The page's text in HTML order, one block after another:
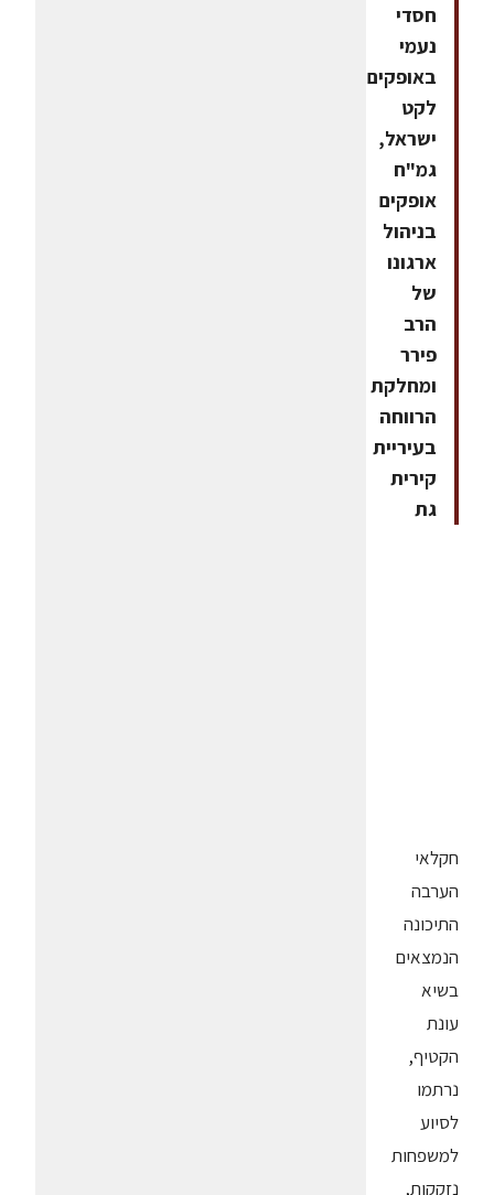
חסדי
נעמי
באופקים,
לקט
ישראל,
גמ"ח
אופקים
בניהול
ארגונו
של
הרב
פירר
ומחלקת
הרווחה
בעיריית
קירית
גת
חקלאי
הערבה
התיכונה
הנמצאים
בשיא
עונת
הקטיף,
נרתמו
לסיוע
למשפחות
נזקקות,